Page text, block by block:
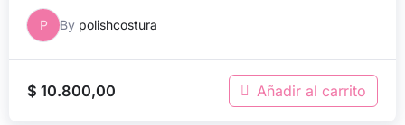
P By polishcostura
$ 10.800,00 Añadir al carrito